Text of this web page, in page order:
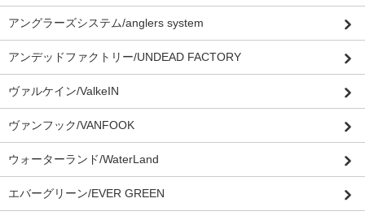
アングラーズシステム/anglers system
アンデッドファクトリー/UNDEAD FACTORY
ヴァルケイン/ValkeIN
ヴァンフック/VANFOOK
ウォーターランド/WaterLand
エバーグリーン/EVER GREEN